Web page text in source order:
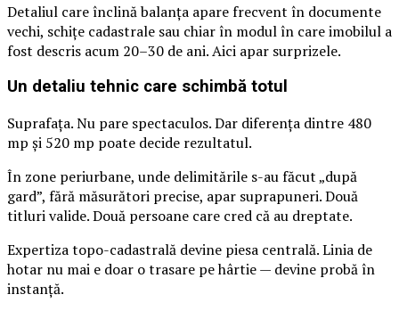
Detaliul care înclină balanța apare frecvent în documente
vechi, schițe cadastrale sau chiar în modul în care imobilul a
fost descris acum 20–30 de ani. Aici apar surprizele.
Un detaliu tehnic care schimbă totul
Suprafața. Nu pare spectaculos. Dar diferența dintre 480
mp și 520 mp poate decide rezultatul.
În zone periurbane, unde delimitările s-au făcut „după
gard”, fără măsurători precise, apar suprapuneri. Două
titluri valide. Două persoane care cred că au dreptate.
Expertiza topo-cadastrală devine piesa centrală. Linia de
hotar nu mai e doar o trasare pe hârtie — devine probă în
instanță.